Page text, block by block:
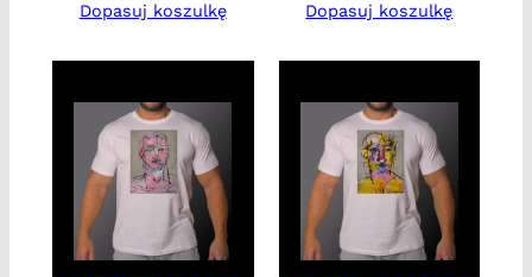
Dopasuj koszulkę
Dopasuj koszulkę